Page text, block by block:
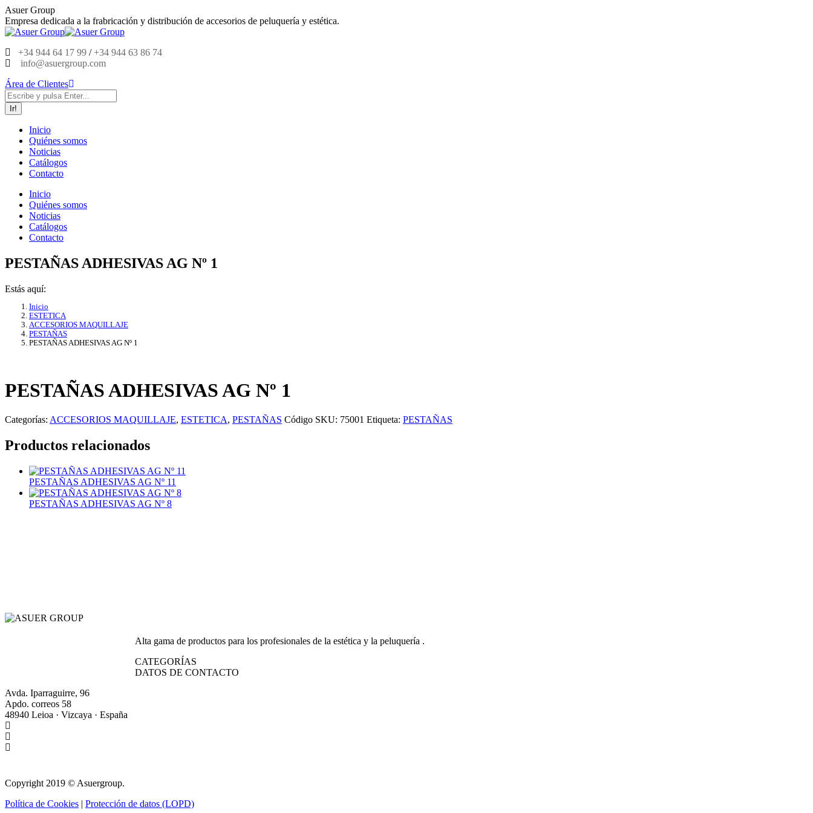
Saltar
al
contenido
Asuer Group
Empresa dedicada a la frabricación y distribución de accesorios de peluquería y estética.
+34 944 64 17 99 /+34 944 63 86 74
info@asuergroup.com
Área de Clientes
Buscar:
Inicio
Quiénes somos
Noticias
Catálogos
Contacto
Inicio
Quiénes somos
Noticias
Catálogos
Contacto
PESTAÑAS ADHESIVAS AG Nº 1
Estás aquí:
Inicio
ESTETICA
ACCESORIOS MAQUILLAJE
PESTAÑAS
PESTAÑAS ADHESIVAS AG Nº 1
PESTAÑAS ADHESIVAS AG Nº 1
Categorías: ACCESORIOS MAQUILLAJE, ESTETICA, PESTAÑAS Código SKU: 75001 Etiqueta: PESTAÑAS
Productos relacionados
PESTAÑAS ADHESIVAS AG Nº 11
PESTAÑAS ADHESIVAS AG Nº 8
Alta gama de productos para los profesionales de la estética y la peluquería .
CATEGORÍAS
DATOS DE CONTACTO
Avda. Iparraguirre, 96
Apdo. correos 58
48940 Leioa · Vizcaya · España
Copyright 2019 © Asuergroup.
Política de Cookies | Protección de datos (LOPD)